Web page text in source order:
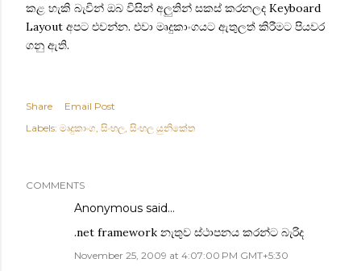
කළ හැකි බැවින් ඔබ විසින් අලුතින් සකස් කරනලද Keyboard
Layout අපට එවන්න. එවා මෘදුකාංගයට ඇතුලත් කිරීමට පියවර
ගනු ඇති.
Share
Email Post
Labels: මෘදුකාංග සිංහල සිංහල යුනිකේත
COMMENTS
Anonymous said…
.net framework නැතුව ස්ථාපනය කරන්ට බැරිද
November 25, 2009 at 4:07:00 PM GMT+5:30